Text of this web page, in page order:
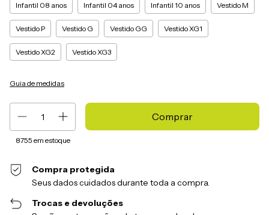
Infantil 08 anos Infantil 04 anos Infantil 10 anos Vestido M
Vestido P Vestido G Vestido GG Vestido XG1
Vestido XG2 Vestido XG3
Guia de medidas
8755 em estoque
Compra protegida
Seus dados cuidados durante toda a compra.
Trocas e devoluções